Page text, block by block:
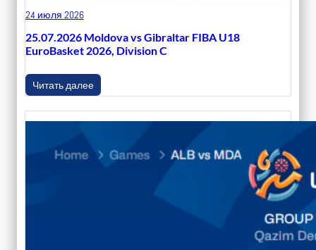
24 июля 2026
25.07.2026 Moldova vs Gibraltar FIBA U18
EuroBasket 2026, Division C
Читать далее